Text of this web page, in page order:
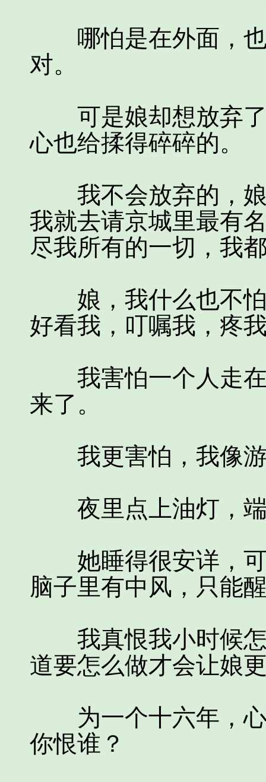
哪怕是在外面，也
对。
可是娘却想放弃了
心也给揉得碎碎的。
我不会放弃的，娘
我就去请京城里最有
尽我所有的一切，我
娘，我什么也不怕
好看我，叮嘱我，疼
我害怕一个人走在
来了。
我更害怕，我像游
夜里点上油灯，端
她睡得很安详，可
脑子里有中风，只能
我真恨我小时候怎
道要怎么做才会让娘
为一个十六年，心
你恨谁？